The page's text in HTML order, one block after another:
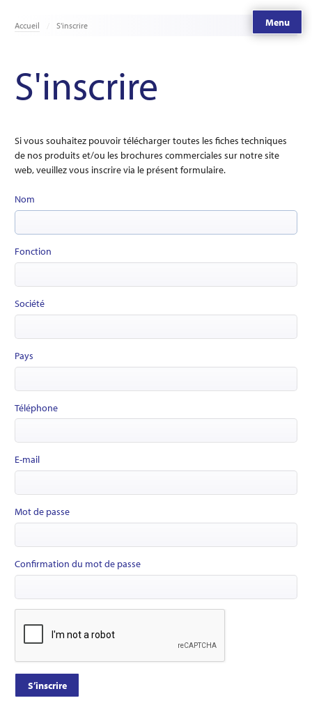
Menu
Accueil S'inscrire
S'inscrire
Si vous souhaitez pouvoir télécharger toutes les fiches techniques
de nos produits et/ou les brochures commerciales sur notre site
web, veuillez vous inscrire via le présent formulaire.
Nom
Fonction
Société
Pays
Téléphone
E-mail
Mot de passe
Confirmation du mot de passe
S’inscrire